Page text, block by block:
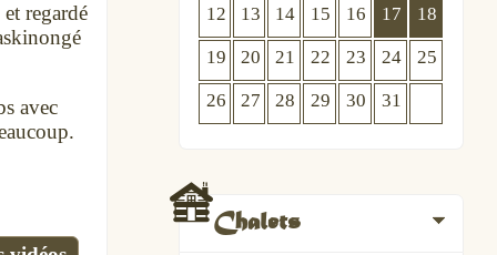
12 13 14 15 16 17 18
19 20 21 22 23 24 25
26 27 28 29 30 31
Chalets
regardé
avec